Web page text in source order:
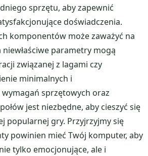
sprzętu, aby zapewnić
doświadczenia.
komponentów może zaważyć na
parametry mogą
związanej z lagami czy
minimalnych i
sprzętowych oraz
jest niezbędne, aby cieszyć się
popularnej gry. Przyjrzyjmy się
powinien mieć Twój komputer, aby
tylko emocjonujące, ale i